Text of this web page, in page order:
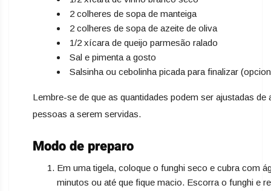
2 colheres de sopa de manteiga
2 colheres de sopa de azeite de oliva
1/2 xícara de queijo parmesão ralado
Sal e pimenta a gosto
Salsinha ou cebolinha picada para finalizar
Lembre-se de que as quantidades podem ser ajustadas
pessoas a serem servidas.
Modo de preparo
Em uma tigela, coloque o funghi seco e cubra com
minutos ou até que fique macio. Escorra o funghi e